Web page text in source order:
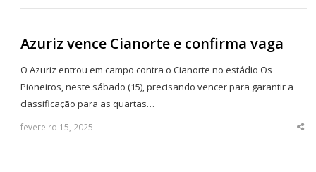
Azuriz vence Cianorte e confirma vaga
O Azuriz entrou em campo contra o Cianorte no estádio Os
Pioneiros, neste sábado (15), precisando vencer para garantir a
classificação para as quartas…
fevereiro 15, 2025